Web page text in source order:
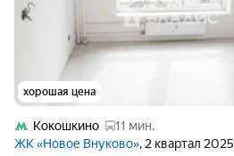
хорошая цена
Кокошкино
11 мин.
ЖК «Новое Внуково», 2 квартал 2025